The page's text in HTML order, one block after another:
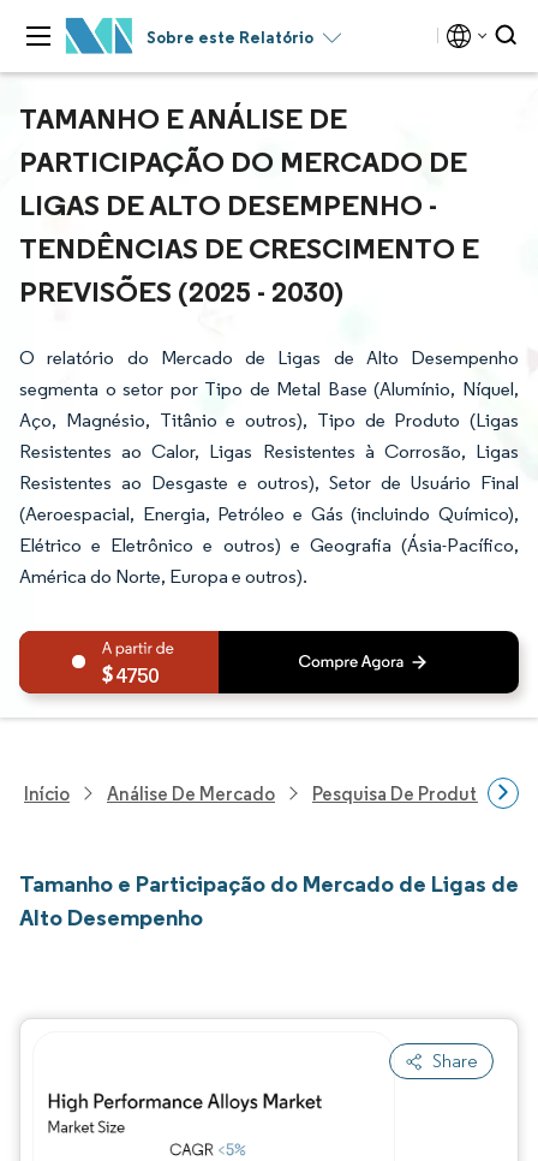
Sobre este Relatório
TAMANHO E ANÁLISE DE
PARTICIPAÇÃO DO MERCADO DE
LIGAS DE ALTO DESEMPENHO -
TENDÊNCIAS DE CRESCIMENTO E
PREVISÕES (2025 - 2030)
O relatório do Mercado de Ligas de Alto Desempenho
segmenta o setor por Tipo de Metal Base (Alumínio, Níquel,
Aço, Magnésio, Titânio e outros), Tipo de Produto (Ligas
Resistentes ao Calor, Ligas Resistentes à Corrosão, Ligas
Resistentes ao Desgaste e outros), Setor de Usuário Final
(Aeroespacial, Energia, Petróleo e Gás (incluindo Químico),
Elétrico e Eletrônico e outros) e Geografia (Ásia-Pacífico,
América do Norte, Europa e outros).
4750
Início Análise De Mercado Pesquisa De Produtos
Tamanho e Participação do Mercado de Ligas de
Alto Desempenho
Share